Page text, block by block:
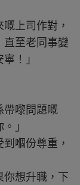
上司作對，
直至老同事變
！」
帶嚟問題嘅
」
嗰份尊重，
你想升職，下